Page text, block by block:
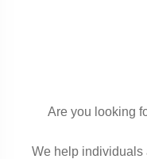
Are you looking
We help individuals